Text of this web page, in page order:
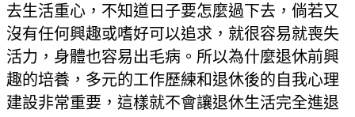
去生活重心，不知道日子要怎麼過下去，倘若又
沒有任何興趣或嗜好可以追求，就很容易就喪失
活力，身體也容易出毛病。所以為什麼退休前興
趣的培養，多元的工作歷練和退休後的自我心理
建設非常重要，這樣就不會讓退休生活完全進退